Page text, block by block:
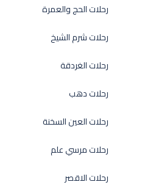
رحلات الحج والعمرة
رحلات شرم الشيخ
رحلات الغردقة
رحلات دهب
رحلات العين السخنة
رحلات مرسي علم
رحلات الاقصر